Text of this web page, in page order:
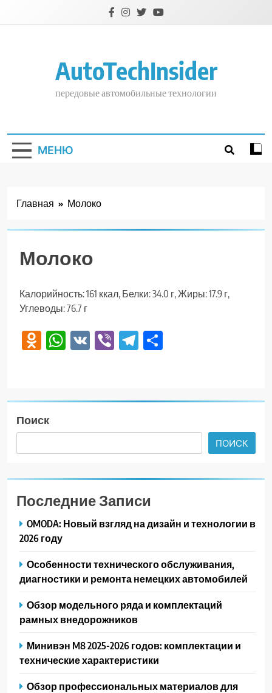
AutoTechInsider
передовые автомобильные технологии
МЕНЮ
Главная Молоко
Молоко
Калорийность: 161 ккал, Белки: 34.0 г, Жиры: 17.9 г,
Углеводы: 76.7 г
Odnoklassniki
WhatsApp
VK ViberTelegram
Поиск
ПОИСК
Последние Записи
OMODA: Новый взгляд на дизайн и технологии в
2026 году
Особенности технического обслуживания,
диагностики и ремонта немецких автомобилей
Обзор модельного ряда и комплектаций
рамных внедорожников
Минивэн M8 2025-2026 годов: комплектации и
технические характеристики
Обзор профессиональных материалов для